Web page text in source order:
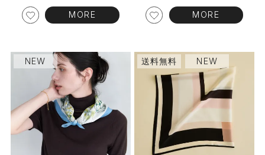
MORE MORE
NEW 送料無料 NEW